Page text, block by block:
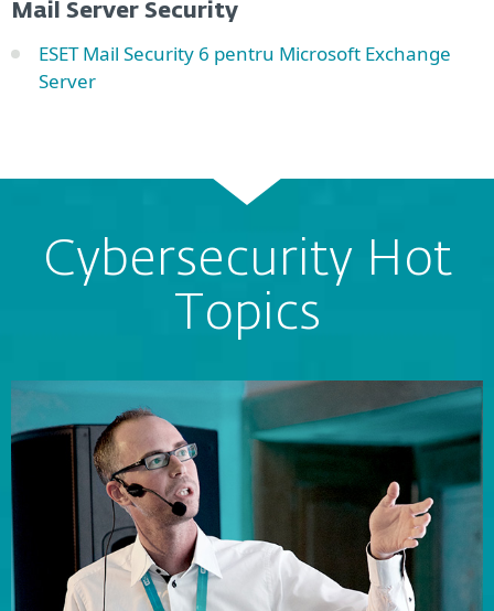
Mail Server Security
ESET Mail Security 6 pentru Microsoft Exchange
Server
Cybersecurity Hot
Topics